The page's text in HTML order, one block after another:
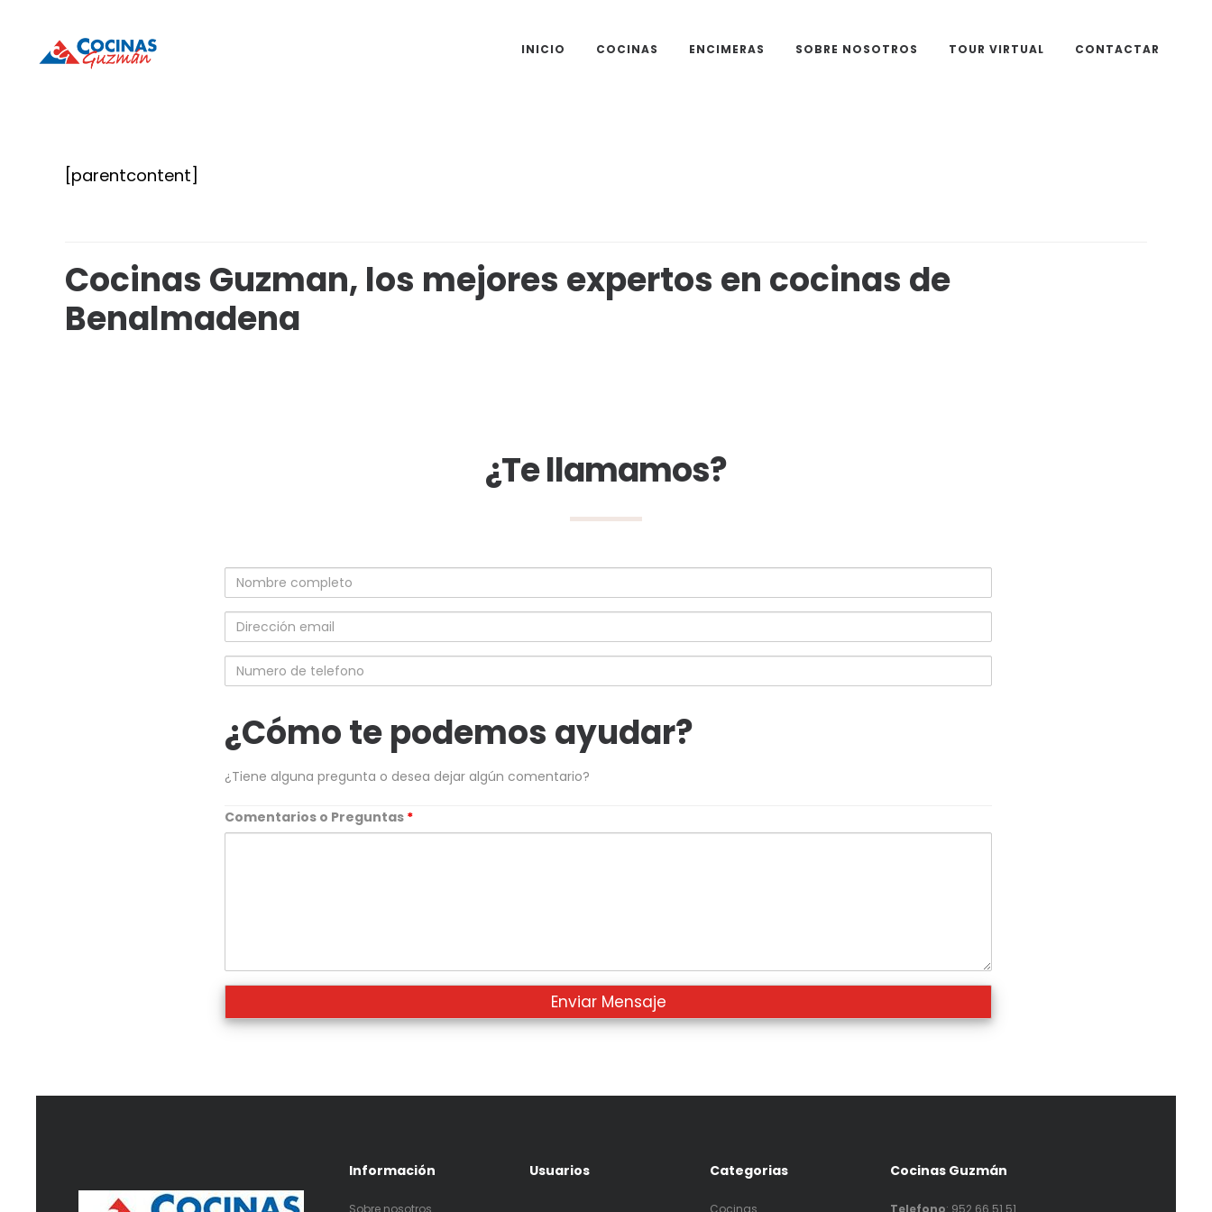
Cocinas
Cocinas INICIO COCINAS ENCIMERAS SOBRE NOSOTROS TOUR VIRTUAL CONTACTAR
[parentcontent]
Cocinas Guzman, los mejores expertos en cocinas de
Benalmadena
¿Te llamamos?
Nombre
completo
Dirección
email
Numero
de
¿Cómo te podemos ayudar?
¿Tiene alguna pregunta o desea dejar algún comentario?
Comentarios o Preguntas *
Información
Sobre nosotros
Usuarios Categorias
Cocinas
Cocinas Guzmán
Telefono: 952 66 51 51